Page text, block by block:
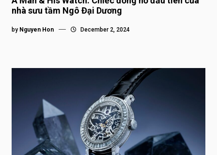
nhà sưu tầm Ngô Đại Dương
by Nguyen Hon December 2, 2024